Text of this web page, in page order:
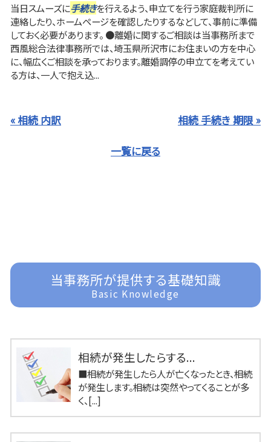
当日スムーズに手続きを行えるよう、申立てを行う家庭裁判所に
連絡したり、ホームページを確認したりするなどして、事前に準備
しておく必要があります。 ●離婚に関するご相談は当事務所まで
西風総合法律事務所では、埼玉県所沢市にお住まいの方を中心
に、幅広くご相談を承っております。離婚調停の申立てを考えてい
る方は、一人で抱え込...
« 相続 内訳 相続 手続き 期限 »
一覧に戻る
当事務所が提供する基礎知識
Basic Knowledge
相続が発生したらする...
■相続が発生したら人が亡くなったとき、相続
が発生します。相続は突然やってくることが多
く、[...]